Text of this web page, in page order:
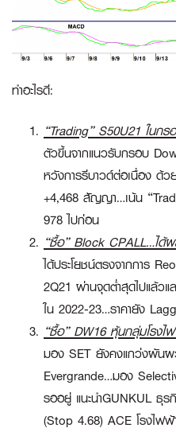
ทำอะไรดี:
“Trading” S50U21 ในก
ตัวขึ้นจากแนวรับกรอบ
หวังการรีบาวด์ต่อเนื่อง ด้
+4,468 สัญญา…เน้น
978 ไปก่อน
“ซื้อ”Block CPALL…ได้ผ
ได้ประโยชน์ตรงจากการ
2Q21 ผ่านจุดต่ำสุดไปแล้ว
ใน 2022-23…ราคายัง
“ซื้อ”DW16 หุ้นกลุ่มโรงไ
มอง SET ยังคงแกว่งผันผ
Evergrande…มอง
รออยู่ แนะนำGUNKULธุร
(Stop 4.68) ACE โรงไฟ